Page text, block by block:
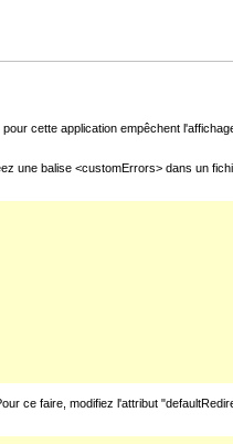
cette application empêchent
balise <customErrors> dans un
ce faire, modifiez l'attribut